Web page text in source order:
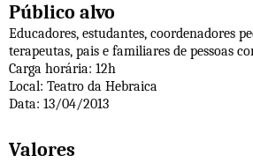
Público alvo
Educadores, estudantes, coordenadores
terapeutas, pais e familiares de pessoas
Carga horária: 12h
Local: Teatro da Hebraica
Data: 13/04/2013
Valores